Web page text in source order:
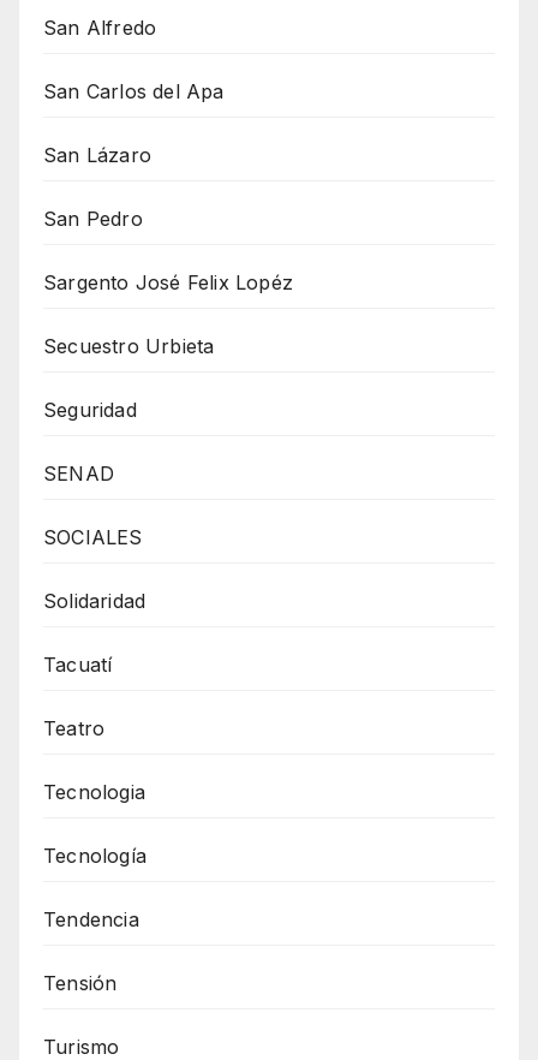
San Alfredo
San Carlos del Apa
San Lázaro
San Pedro
Sargento José Felix Lopéz
Secuestro Urbieta
Seguridad
SENAD
SOCIALES
Solidaridad
Tacuatí
Teatro
Tecnologia
Tecnología
Tendencia
Tensión
Turismo